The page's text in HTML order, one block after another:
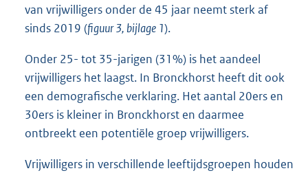
van vrijwilligers onder de 45 jaar neemt sterk af
sinds 2019 (figuur 3, bijlage 1).
Onder 25- tot 35-jarigen (31%) is het aandeel
vrijwilligers het laagst. In Bronckhorst heeft dit ook
een demografische verklaring. Het aantal 20ers en
30ers is kleiner in Bronckhorst en daarmee
ontbreekt een potentiële groep vrijwilligers.
Vrijwilligers in verschillende leeftijdsgroepen houden